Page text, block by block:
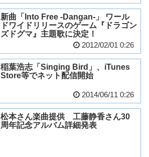
新曲「Into Free -Dangan-」 ワール
ドワイドリリースのゲーム『ドラゴン
ズドグマ』主題歌に決定！
2012/02/01 0:26
稲葉浩志「Singing Bird」、iTunes
Store等でネット配信開始
2014/06/11 0:26
松本さん楽曲提供 工藤静香さん30
周年記念アルバム詳細発表